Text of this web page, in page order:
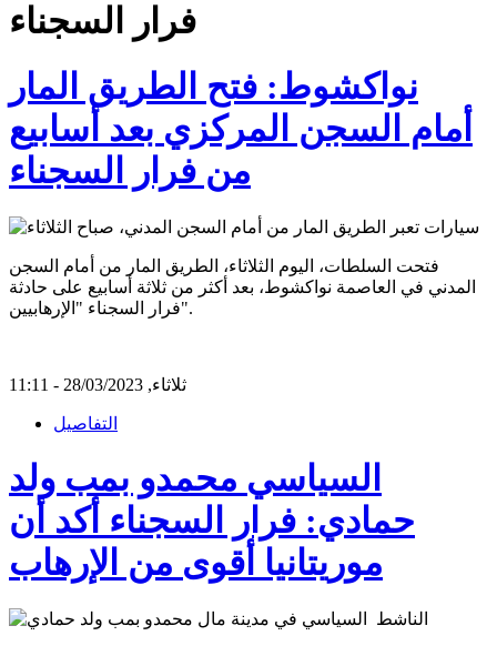
فرار السجناء
نواكشوط: فتح الطريق المار
أمام السجن المركزي بعد أسابيع
من فرار السجناء
فتحت السلطات، اليوم الثلاثاء، الطريق المار من أمام السجن
المدني في العاصمة نواكشوط، بعد أكثر من ثلاثة أسابيع على حادثة
فرار السجناء "الإرهابيين".
ثلاثاء, 28/03/2023 - 11:11
التفاصيل
السياسي محمدو بمب ولد
حمادي: فرار السجناء أكد أن
موريتانيا أقوى من الإرهاب